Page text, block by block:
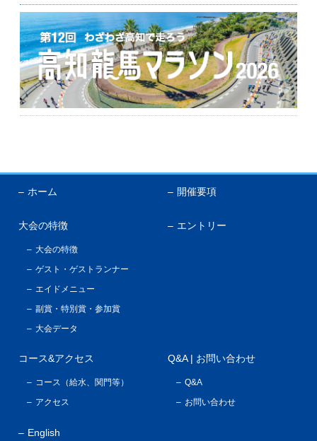
Q&A | お問い合わせ
Q&A
お問い合わせ
ホーム 開催要項
大会の特徴
大会の特徴
ゲスト・ゲストランナー
エイドメニュー
副賞・特別賞・参加賞
大会データ
エントリー
コース&アクセス
コース（給水、関門等）
アクセス
Q&A | お問い合わせ
Q&A
お問い合わせ
English